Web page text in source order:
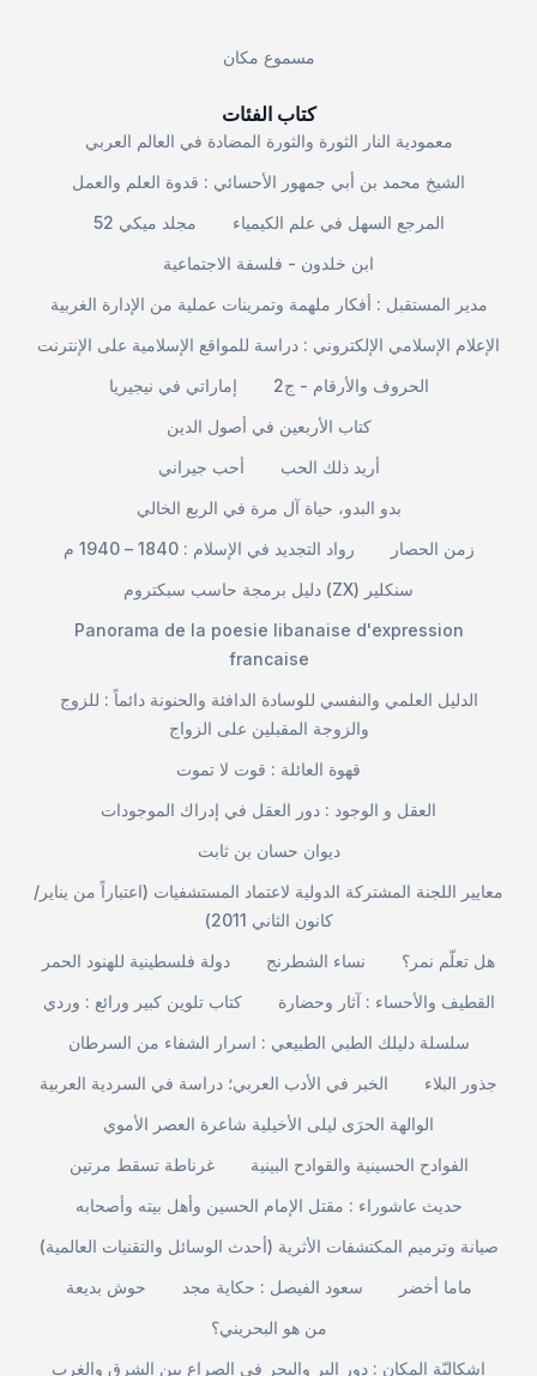
مسموع مكان
كتاب الفئات
معمودية النار الثورة والثورة المضادة في العالم العربي
الشيخ محمد بن أبي جمهور الأحسائي : قدوة العلم والعمل
مجلد ميكي 52
المرجع السهل في علم الكيمياء
ابن خلدون - فلسفة الاجتماعية
مدير المستقبل : أفكار ملهمة وتمرينات عملية من الإدارة الغربية
الإعلام الإسلامي الإلكتروني : دراسة للمواقع الإسلامية على الإنترنت
إماراتي في نيجيريا
الحروف والأرقام - ج2
كتاب الأربعين في أصول الدين
أحب جيراني
أريد ذلك الحب
بدو البدو، حياة آل مرة في الربع الخالي
رواد التجديد في الإسلام : 1840 – 1940 م
زمن الحصار
دليل برمجة حاسب سبكتروم (ZX) سنكلير
Panorama de la poesie libanaise d'expression
francaise
الدليل العلمي والنفسي للوسادة الدافئة والحنونة دائماً : للزوج
والزوجة المقبلين على الزواج
قهوة العائلة : قوت لا تموت
العقل و الوجود : دور العقل في إدراك الموجودات
ديوان حسان بن ثابت
معايير اللجنة المشتركة الدولية لاعتماد المستشفيات (اعتباراً من يناير/
كانون الثاني 2011)
دولة فلسطينية للهنود الحمر
نساء الشطرنج
هل تعلّم نمر؟
كتاب تلوين كبير ورائع : وردي
القطيف والأحساء : آثار وحضارة
سلسلة دليلك الطبي الطبيعي : اسرار الشفاء من السرطان
الخبر في الأدب العربي؛ دراسة في السردية العربية
جذور البلاء
الوالهة الحرَى ليلى الأخيلية شاعرة العصر الأموي
غرناطة تسقط مرتين
الفوادح الحسينية والقوادح البينية
حديث عاشوراء : مقتل الإمام الحسين وأهل بيته وأصحابه
صيانة وترميم المكتشفات الأثرية (أحدث الوسائل والتقنيات العالمية)
حوش بديعة
سعود الفيصل : حكاية مجد
ماما أخضر
من هو البحريني؟
إشكاليّة المكان : دور البر والبحر في الصراع بين الشرق والغرب